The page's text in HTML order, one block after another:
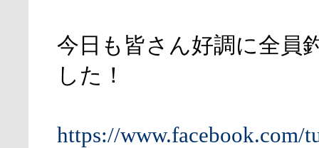
今日も皆さん好調に全員
した！
https://www.facebook.com/